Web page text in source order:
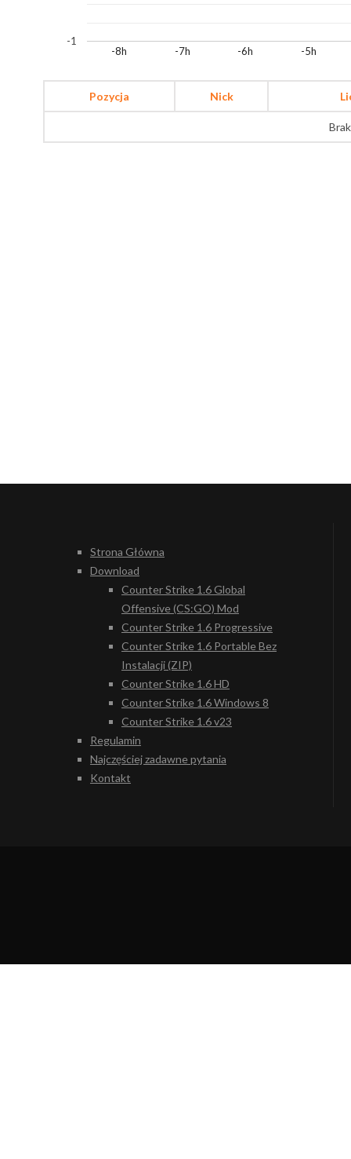
-8h -7h -6h -5h
-1
Pozycja Nick
Strona Główna
Download
Counter Strike 1.6 Global
Offensive (CS:GO) Mod
Counter Strike 1.6 Progressive
Counter Strike 1.6 Portable Bez
Instalacji (ZIP)
Counter Strike 1.6 HD
Counter Strike 1.6 Windows 8
Counter Strike 1.6 v23
Regulamin
Najczęściej zadawne pytania
Kontakt